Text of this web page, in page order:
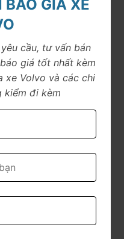
2.984 mm
2.0 I4 Turbocharge
145HP (107 kW)
709 N/m
thời gian
GIÁ XE
cầu, tư vấn bán
giá tốt nhất kèm
xe Volvo và các chi
kiểm đi kèm